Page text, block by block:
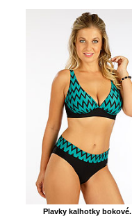
Plavky kalhotky bokové.